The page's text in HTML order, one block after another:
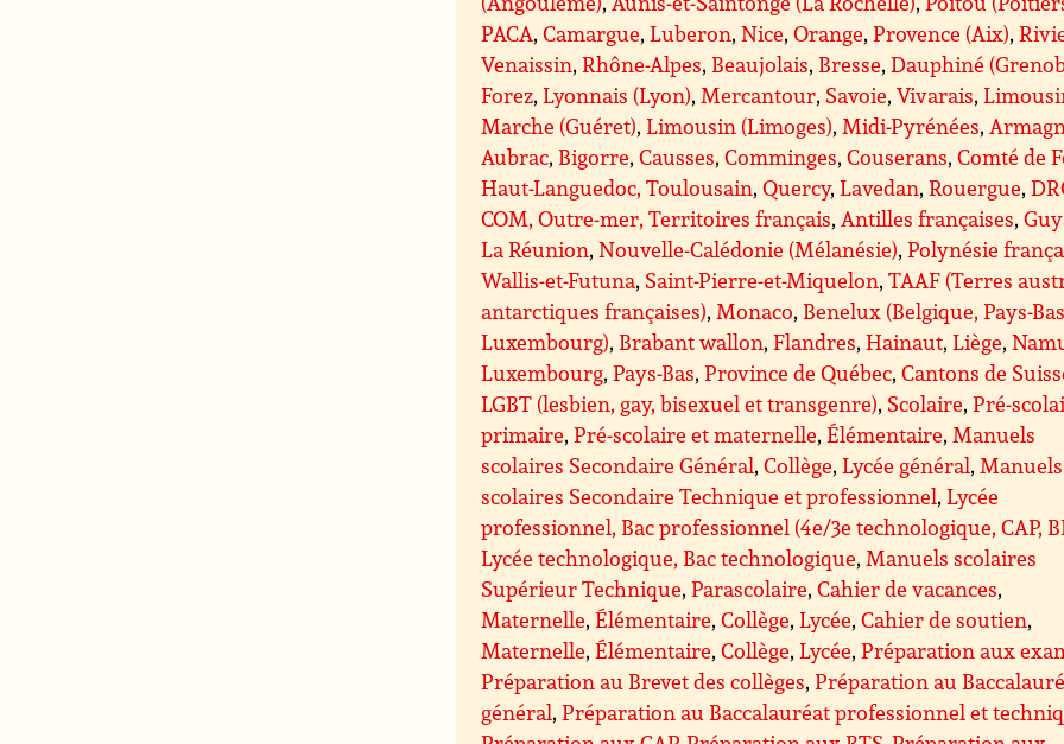
PACA,Camargue,Luberon,Nice,Orange,Provence (Aix),
Venaissin,Rhône-Alpes, Beaujolais, Bresse,Dauphiné
Forez,Lyonnais (Lyon), Mercantour, Savoie,Vivarais,
Marche (Guéret),Limousin (Limoges), Midi-Pyrénées,
Aubrac, Bigorre,Causses,Comminges,Couserans,Comté de
Haut-Languedoc, Toulousain,Quercy,Lavedan,Rouergue,
COM, Outre-mer, Territoires français, Antilles françaises,
La Réunion,Nouvelle-Calédonie (Mélanésie),Polynésie
Wallis-et-Futuna, Saint-Pierre-et-Miquelon,TAAF (Terres
antarctiques françaises), Monaco, Benelux (Belgique, Pays-
Luxembourg), Brabant wallon,Flandres,Hainaut,Liège,
Luxembourg,Pays-Bas,Province de Québec,Cantons de
LGBT (lesbien, gay, bisexuel et transgenre), Scolaire,Pré-
primaire,Pré-scolaire et maternelle,Élémentaire, Manuels
scolaires Secondaire Général,Collège,Lycée général, Manuels
scolaires Secondaire Technique et professionnel,Lycée
professionnel, Bac professionnel (4e/3e technologique, CAP,
Lycée technologique, Bac technologique, Manuels scolaires
Supérieur Technique,Parascolaire,Cahier de vacances,
Maternelle,Élémentaire,Collège,Lycée,Cahier de soutien,
Maternelle,Élémentaire,Collège,Lycée,Préparation aux
Préparation au Brevet des collèges,Préparation au
général,Préparation au Baccalauréat professionnel et